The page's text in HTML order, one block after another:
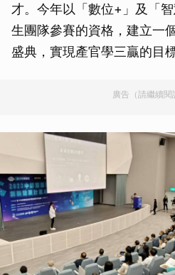
才。今年以「數位+」及「
生團隊參賽的資格，建立一
盛典，實現產官學三贏的目標
廣告（請繼續閱